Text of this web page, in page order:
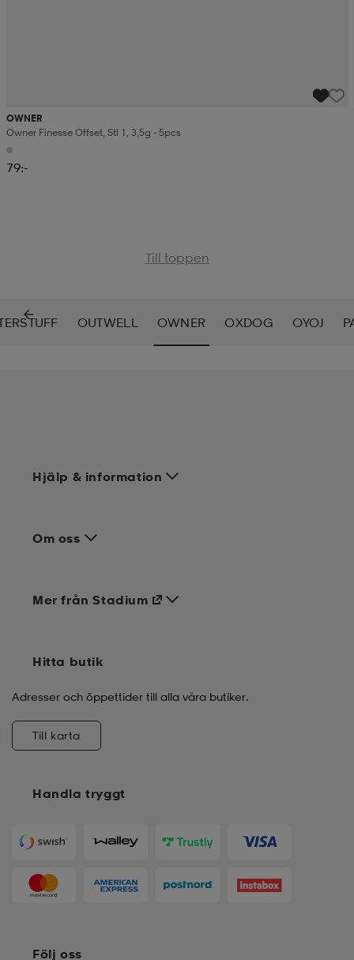
OWNER
Owner Finesse Offset, Stl 1, 3,5g - 5pcs
79:-
Till toppen
OUTWELL OWNER OXDOG OYOJ
Hjälp & information
Om oss
Handla tryggt
Mer från Stadium
Hitta butik
Adresser och öppettider till alla våra butiker.
Till karta
Följ oss